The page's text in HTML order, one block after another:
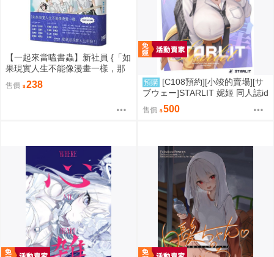
【一起來當嗑書蟲】新社員 {「如
果現實人生不能像漫畫一樣，那
就是現實人生的錯！」}
售價 238 預購 [C108預約][小竣的賣場][サ
ブウェー]STARLIT 妮姬 同人誌id
=3785606
售價 500